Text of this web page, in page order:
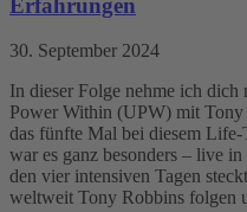
Erfahrungen
30. September 2024
In dieser Folge nehme ich dich
Power Within (UPW) mit
das fünfte Mal bei diesem Life-
war es ganz besonders – live
den vier intensiven Tagen
weltweit Tony Robbins folgen